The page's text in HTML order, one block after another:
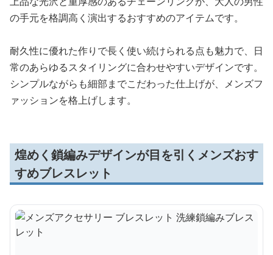
の手元を格調高く演出するおすすめのアイテムです。
耐久性に優れた作りで長く使い続けられる点も魅力で、日
常のあらゆるスタイリングに合わせやすいデザインです。
シンプルながらも細部までこだわった仕上げが、メンズフ
ァッションを格上げします。
煌めく鎖編みデザインが目を引くメンズおす
すめブレスレット